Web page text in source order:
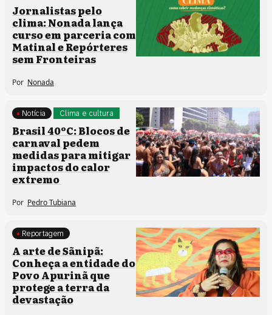
Institucional
Jornalistas pelo
clima: Nonada lança
curso em parceria com
Matinal e Repórteres
sem Fronteiras
Por Nonada
Clima e cultura
Notícia
Brasil 40ºC: Blocos de
carnaval pedem
medidas para mitigar
impactos do calor
extremo
Por Pedro Tubiana
Comunidades tradicionais
Processos artísticos
Reportagem
A arte de Sãnipã:
Conheça a entidade do
Povo Apurinã que
protege a terra da
devastação